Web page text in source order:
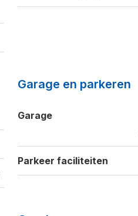
Garage en parkeren
Garage
Parkeer faciliteiten